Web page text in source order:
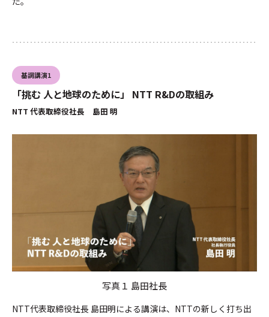
基調講演1
「挑む 人と地球のために」 NTT R&Dの取組み
NTT 代表取締役社長 島田 明
写真１ 島田社長
NTT代表取締役社長 島田明による講演は、NTTの新しく打ち出